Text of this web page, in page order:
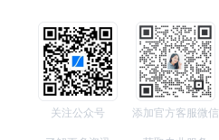
关注公众号 添加官方客服微信